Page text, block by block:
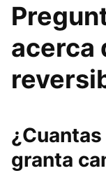
acerca
granta